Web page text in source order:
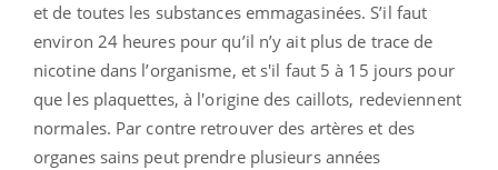
et de toutes les substances emmagasinées. S’il faut
environ 24 heures pour qu’il n’y ait plus de trace de
nicotine dans l’organisme, et s'il faut 5 à 15 jours pour
que les plaquettes, à l'origine des caillots, redeviennent
normales. Par contre retrouver des artères et des
organes sains peut prendre plusieurs années